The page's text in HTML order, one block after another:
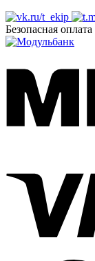
Безопасная